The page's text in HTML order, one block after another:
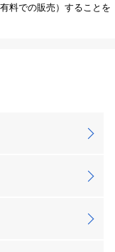
料での販売）することを